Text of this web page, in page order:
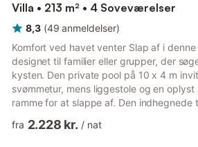
Villa • 213 m² • 4 Soveværelser
8,3 (49 anmeldelser)
Komfort ved havet venter Slap af i
designet til familier eller grupper, der
kysten. Den private pool på 10 x 4 m
svømmetur, mens liggestole og en
ramme for at slappe af. Den indhegnede
spisning. Med interiør med aircondition,
fra 2.228 kr. / nat